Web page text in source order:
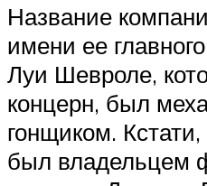
Название
имени ее
Луи Шевроле,
концерн, был
гонщиком.
был владельцем